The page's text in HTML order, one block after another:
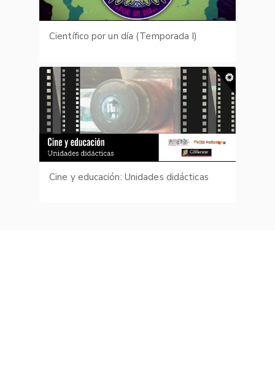
Científico por un día (Temporada I)
Cine y educación: Unidades didácticas